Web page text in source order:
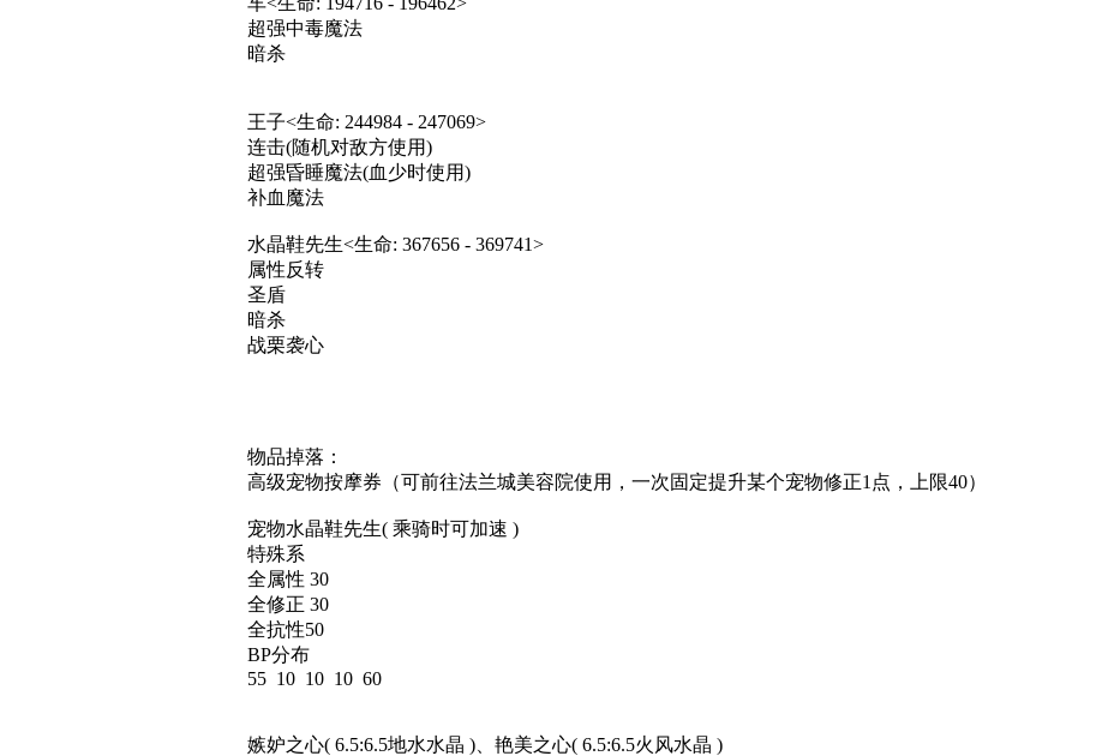
超强中毒魔法
暗杀
王子<生命: 244984 - 247069>
连击(随机对敌方使用)
超强昏睡魔法(血少时使用)
补血魔法
水晶鞋先生<生命: 367656 - 369741>
属性反转
圣盾
暗杀
战栗袭心
物品掉落：
高级宠物按摩券（可前往法兰城美容院使用，一次固定提升某个宠物修正1点，上限40）
宠物水晶鞋先生( 乘骑时可加速 )
特殊系
全属性 30
全修正 30
全抗性50
BP分布
55 10 10 10 60
嫉妒之心( 6.5:6.5地水水晶 )、艳美之心( 6.5:6.5火风水晶 )